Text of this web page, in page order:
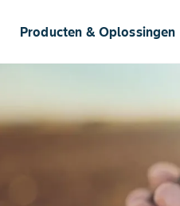
Producten & Oplossingen